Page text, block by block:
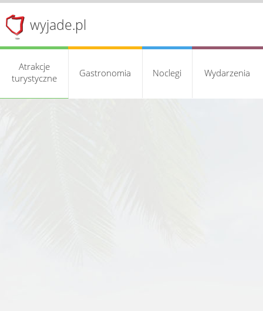
wyjade.pl
Atrakcje
turystyczne
Gastronomia Noclegi Wydarzenia